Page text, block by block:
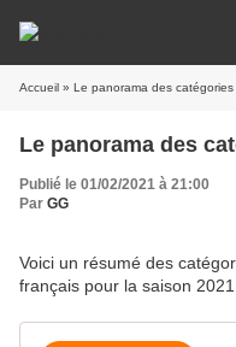
Accueil » Le panorama des catégories
Le panorama des
Publié le 01/02/2021 à 21:00
Par GG
Voici un résumé des
français pour la saison 2021.